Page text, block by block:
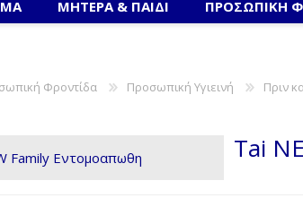
ΜΗΤΕΡΑ & ΠΑΙΔΙ ΠΡΟΣΩΠΙΚΗ
Φροντίδα Προσωπική Υγιεινή Πριν
Family Εντομοαπωθη... Tai